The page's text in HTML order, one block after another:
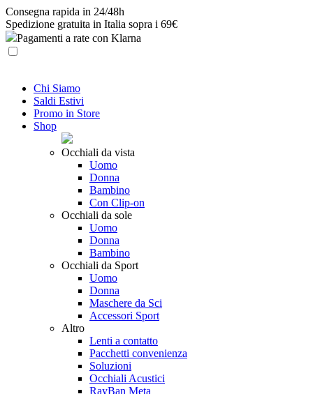
Skip
to
content
Consegna rapida in 24/48h
Spedizione gratuita in Italia sopra i 69€
Pagamenti a rate con Klarna
Chi Siamo
Saldi Estivi
Promo in Store
Shop
Occhiali da vista
Uomo
Donna
Bambino
Con Clip-on
Occhiali da sole
Uomo
Donna
Bambino
Occhiali da Sport
Uomo
Donna
Maschere da Sci
Accessori Sport
Altro
Lenti a contatto
Pacchetti convenienza
Soluzioni
Occhiali Acustici
RayBan Meta